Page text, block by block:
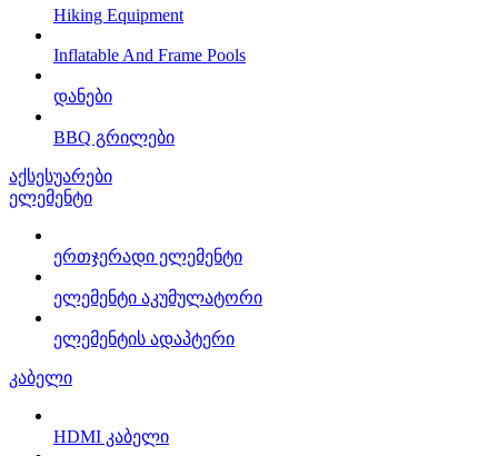
Hiking Equipment
Inflatable And Frame Pools
დანები
BBQ გრილები
აქსესუარები
ელემენტი
ერთჯერადი ელემენტი
ელემენტი აკუმულატორი
ელემენტის ადაპტერი
კაბელი
HDMI კაბელი